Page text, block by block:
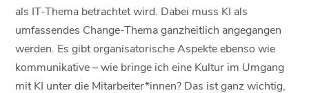
als IT-Thema betrachtet wird. Dabei muss KI als
umfassendes Change-Thema ganzheitlich angegangen
werden. Es gibt organisatorische Aspekte ebenso wie
kommunikative – wie bringe ich eine Kultur im Umgang
mit KI unter die Mitarbeiter*innen? Das ist ganz wichtig,